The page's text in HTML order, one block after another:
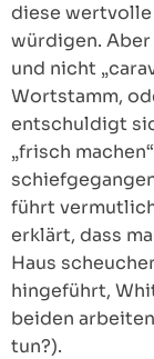
diese wertvolle
würdigen.
und nicht
Wortstamm,
entschuldigt
„frisch
führt
erklärt, dass
Haus
hingeführt,
beiden
tun?).